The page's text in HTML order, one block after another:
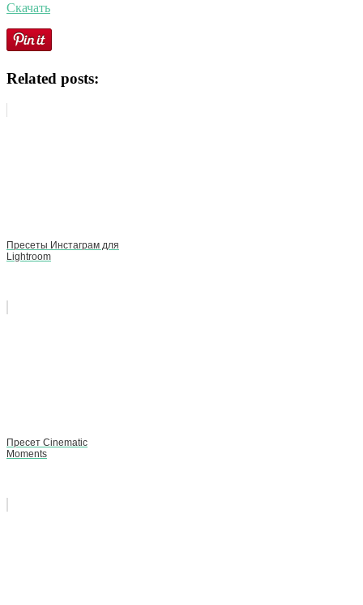
Скачать
Related posts:
Пресеты Инстаграм для
Lightroom
Пресет Cinematic
Moments